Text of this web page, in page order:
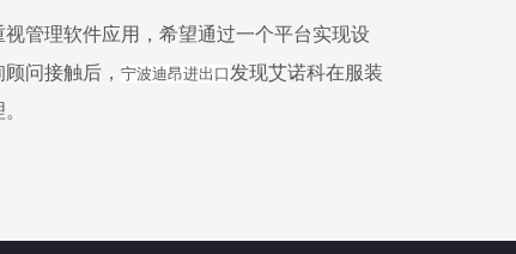
管理软件应用，希望通过一个平台实现设
问接触后， 宁波迪昂进出口 发现艾诺科在服装